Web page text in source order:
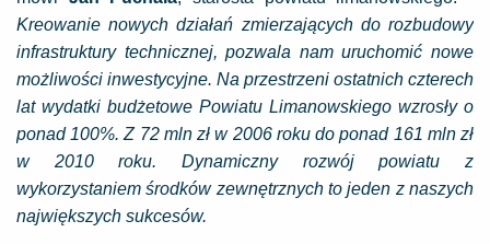
Kreowanie nowych działań zmierzających do rozbudowy
infrastruktury technicznej, pozwala nam uruchomić nowe
możliwości inwestycyjne. Na przestrzeni ostatnich czterech
lat wydatki budżetowe Powiatu Limanowskiego wzrosły o
ponad 100%. Z 72 mln zł w 2006 roku do ponad 161 mln zł
w 2010 roku. Dynamiczny rozwój powiatu z
wykorzystaniem środków zewnętrznych to jeden z naszych
największych sukcesów.